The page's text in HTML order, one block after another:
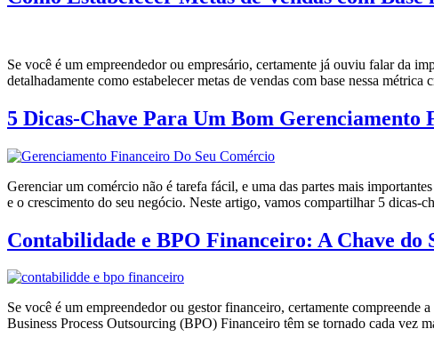
Se você é um empreendedor ou empresário, certamente já ouviu falar da
detalhadamente como estabelecer metas de vendas com base nessa
5 Dicas-Chave Para Um Bom
Gerenciar um comércio não é tarefa fácil, e uma das partes mais
e o crescimento do seu negócio. Neste artigo, vamos compartilhar 5
Contabilidade e BPO Financeiro: A Chave do
Se você é um empreendedor ou gestor financeiro, certamente compreende
Business Process Outsourcing (BPO) Financeiro têm se tornado cada vez